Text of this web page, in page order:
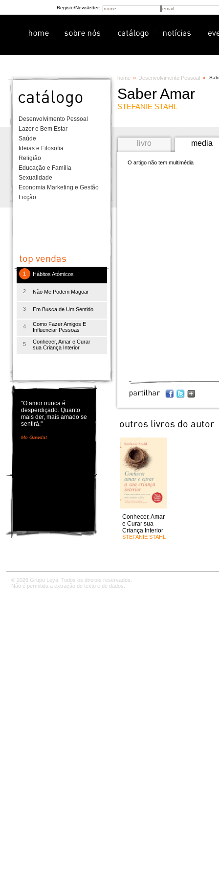
Registo/Newsletter:
Desenvolvimento Pessoal
Lazer e Bem Estar
Saúde
Ideias e Filosofia
Religião
Educação e Família
Sexualidade
Economia Marketing e Gestão
Ficção
1 Hábitos Atómicos
2 Não Me Podem Magoar
3 Em Busca de Um Sentido
4
Como Fazer Amigos E
Influenciar Pessoas
5
Conhecer, Amar e Curar
sua Criança Interior
"O amor nunca é
desperdiçado. Quanto
mais der, mais amado se
sentirá."
Mo Gawdat
home » Desenvolvimento Pessoal »
Saber Amar
STEFANIE STAHL
livro media
O artigo não tem multimédia
Conhecer, Amar
e Curar sua
Criança Interior
STEFANIE STAHL
© 2026 Grupo Leya. Todos os direitos reservados.
Não é permitida a extração de texto e de dados.